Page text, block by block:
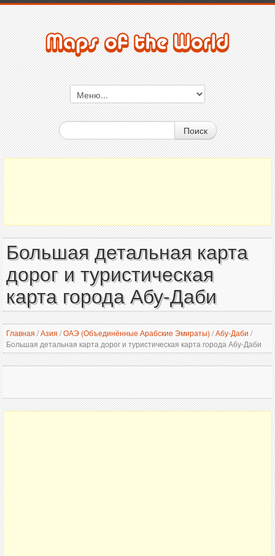
Поиск
Большая детальная карта
дорог и туристическая
карта города Абу-Даби
Главная /Азия /ОАЭ (Объединённые Арабские Эмираты) /Абу-Даби /
Большая детальная карта дорог и туристическая карта города Абу-Даби